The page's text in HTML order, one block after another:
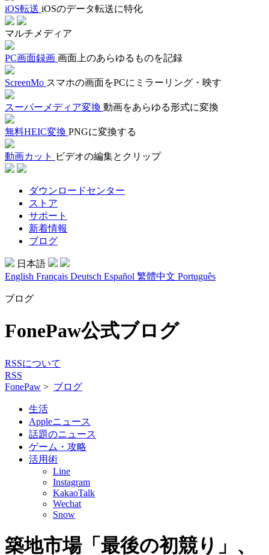
iOS転送 iOSのデータ転送に特化
マルチメディア
PC画面録画 画面上のあらゆるものを記録
ScreenMo スマホの画面をPCにミラーリング・映す
スーパーメディア変換 動画をあらゆる形式に変換
無料HEIC変換 PNGに変換する
動画カット ビデオの編集とクリップ
ダウンロードセンター
ストア
サポート
新着情報
ブログ
日本語
English Français Deutsch Español 繁體中文 Português
ブログ
FonePaw公式ブログ
RSSについて
RSS
FonePaw > ブログ
生活
Appleニュース
話題のニュース
ゲーム・攻略
活用術
Line
Instagram
KakaoTalk
Wechat
Snow
築地市場「最後の初競り」、